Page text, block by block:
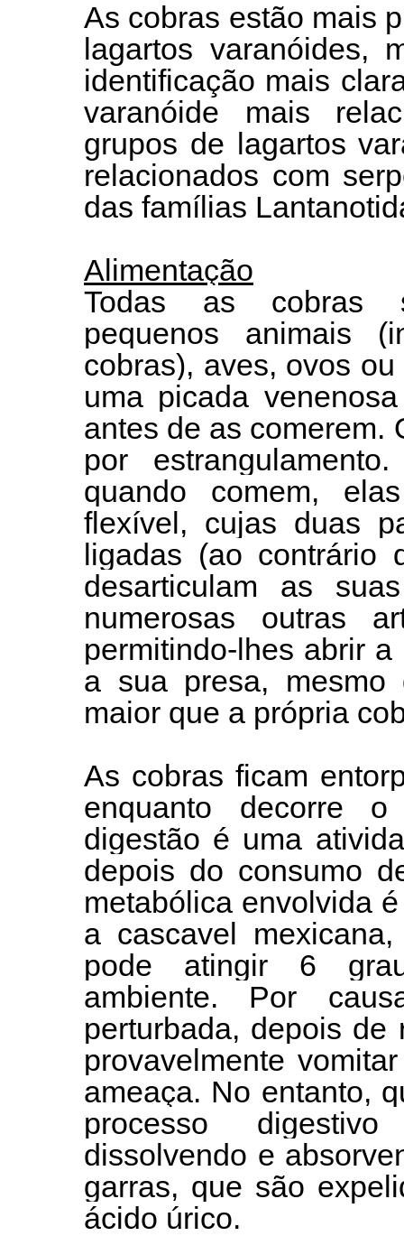
As cobras estão mais
lagartos varanóides,
identificação mais
varanóide mais
grupos de lagartos
relacionados com
das famílias
Alimentação
Todas as cobras
pequenos animais
cobras), aves, ovos
uma picada
antes de as comerem.
por
quando comem,
flexível, cujas duas
ligadas (ao contrário
desarticulam as
numerosas outras
permitindo-lhes abrir
a sua presa, mesmo
maior que a própria
As cobras ficam
enquanto decorre
digestão é uma
depois do consumo
metabólica envolvida
a cascavel
pode atingir 6
ambiente. Por
perturbada, depois de
provavelmente
ameaça. No entanto,
processo
dissolvendo e
garras, que são
ácido úrico.